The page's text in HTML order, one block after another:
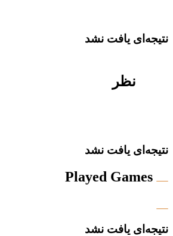
نتیجه‌ای یافت نشد
نظر
نتیجه‌ای یافت نشد
Played Games
نتیجه‌ای یافت نشد